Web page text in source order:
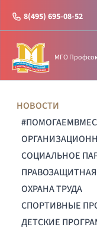
8(495) 695-08-52
МГО
НОВОСТИ
СОЦИАЛЬНОЕ
ПРАВОЗАЩИТНАЯ
ОХРАНА ТРУДА
СПОРТИВНЫЕ
ДЕТСКИЕ